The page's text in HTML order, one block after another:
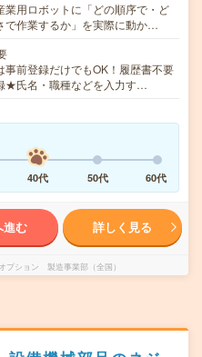
業用ロボットに「どの順序で・ど
で作業するか」を実際に動か…
前登録だけでもOK！履歴書不要
★氏名・職種などを入力す…
40代 50代 60代
進む 詳しく見る
プション 製造事業部（全国）